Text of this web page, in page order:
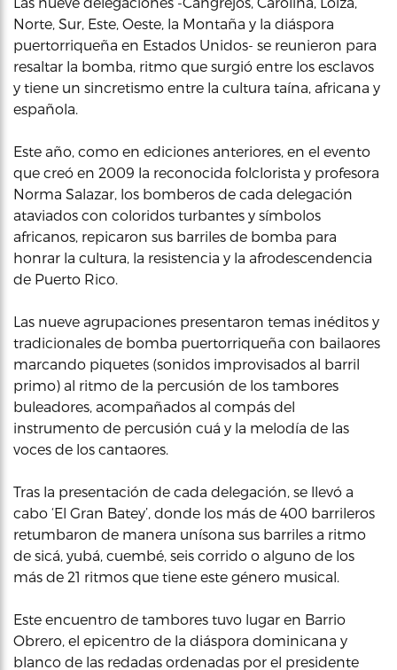
Norte, Sur, Este, Oeste, la Montaña y la diáspora
puertorriqueña en Estados Unidos- se reunieron para
resaltar la bomba, ritmo que surgió entre los esclavos
y tiene un sincretismo entre la cultura taína, africana y
española.
Este año, como en ediciones anteriores, en el evento
que creó en 2009 la reconocida folclorista y profesora
Norma Salazar, los bomberos de cada delegación
ataviados con coloridos turbantes y símbolos
africanos, repicaron sus barriles de bomba para
honrar la cultura, la resistencia y la afrodescendencia
de Puerto Rico.
Las nueve agrupaciones presentaron temas inéditos y
tradicionales de bomba puertorriqueña con bailaores
marcando piquetes (sonidos improvisados al barril
primo) al ritmo de la percusión de los tambores
buleadores, acompañados al compás del
instrumento de percusión cuá y la melodía de las
voces de los cantaores.
Tras la presentación de cada delegación, se llevó a
cabo ‘El Gran Batey’, donde los más de 400 barrileros
retumbaron de manera unísona sus barriles a ritmo
de sicá, yubá, cuembé, seis corrido o alguno de los
más de 21 ritmos que tiene este género musical.
Este encuentro de tambores tuvo lugar en Barrio
Obrero, el epicentro de la diáspora dominicana y
blanco de las redadas ordenadas por el presidente